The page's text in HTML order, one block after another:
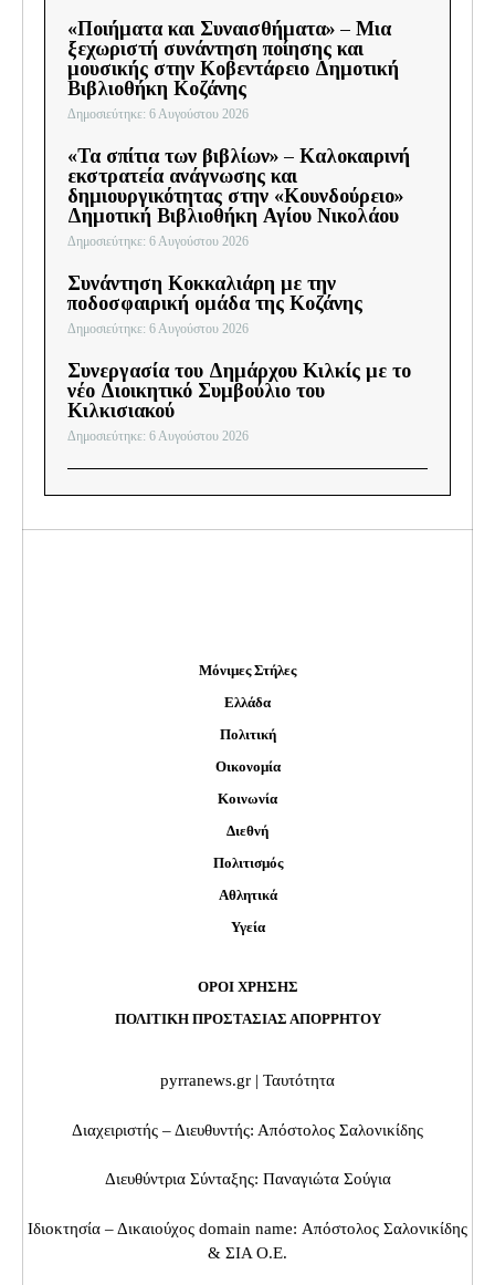
«Ποιήματα και Συναισθήματα» – Μια
ξεχωριστή συνάντηση ποίησης και
μουσικής στην Κοβεντάρειο Δημοτική
Βιβλιοθήκη Κοζάνης
Δημοσιεύτηκε: 6 Αυγούστου 2026
«Τα σπίτια των βιβλίων» – Καλοκαιρινή
εκστρατεία ανάγνωσης και
δημιουργικότητας στην «Κουνδούρειο»
Δημοτική Βιβλιοθήκη Αγίου Νικολάου
Δημοσιεύτηκε: 6 Αυγούστου 2026
Συνάντηση Κοκκαλιάρη με την
ποδοσφαιρική ομάδα της Κοζάνης
Δημοσιεύτηκε: 6 Αυγούστου 2026
Συνεργασία του Δημάρχου Κιλκίς με το
νέο Διοικητικό Συμβούλιο του
Κιλκισιακού
Δημοσιεύτηκε: 6 Αυγούστου 2026
Μόνιμες Στήλες
Ελλάδα
Πολιτική
Οικονομία
Κοινωνία
Διεθνή
Πολιτισμός
Αθλητικά
Υγεία
ΟΡΟΙ ΧΡΗΣΗΣ
ΠΟΛΙΤΙΚΗ ΠΡΟΣΤΑΣΙΑΣ ΑΠΟΡΡΗΤΟΥ
pyrranews.gr | Ταυτότητα
Διαχειριστής – Διευθυντής: Απόστολος Σαλονικίδης
Διευθύντρια Σύνταξης: Παναγιώτα Σούγια
Ιδιοκτησία – Δικαιούχος domain name: Απόστολος Σαλονικίδης
& ΣΙΑ Ο.Ε.